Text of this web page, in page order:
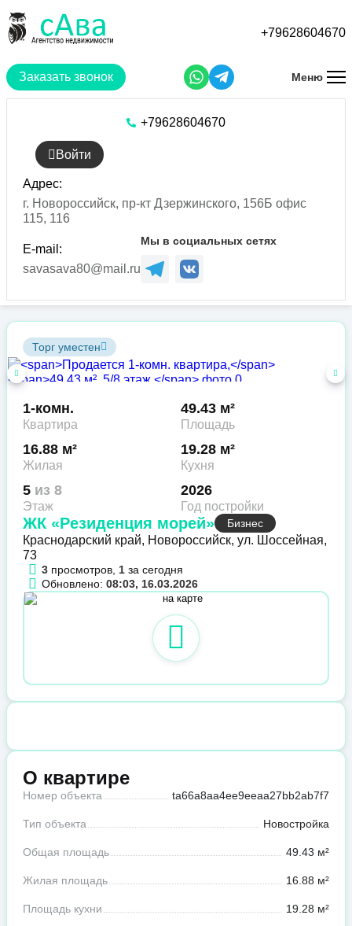
основному
Заказать звонок
+79628604670
Меню
+79628604670
Войти
Адрес:
г. Новороссийск, пр-кт Дзержинского, 156Б офис
115, 116
E-mail:
savasava80@mail.ru
Мы в социальных сетях
Торг уместен
1-комн.
Квартира
49.43 м²
Площадь
16.88 м²
Жилая
19.28 м²
Кухня
5 из 8
Этаж
2026
Год постройки
ЖК «Резиденция морей» Бизнес
Краснодарский край, Новороссийск, ул. Шоссейная,
73
3 просмотров, 1 за сегодня
Обновлено: 08:03, 16.03.2026
О квартире
Номер объекта ta66a8aa4ee9eeaa27bb2ab7f7
Тип объекта Новостройка
Общая площадь 49.43 м²
Жилая площадь 16.88 м²
Площадь кухни 19.28 м²